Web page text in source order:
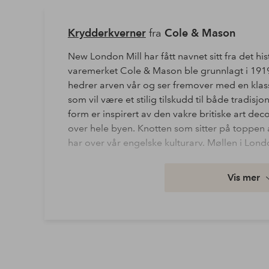
Krydderkvernerfra Cole & Mason
New London Mill har fått navnet sitt fra det
varemerket Cole & Mason ble grunnlagt i
hedrer arven vår og ser fremover med en
som vil være et stilig tilskudd til både
form er inspirert av den vakre britiske art
over hele byen. Knotten som sitter på
har over vår engelske kulturarv. Møllen i
Vis mer